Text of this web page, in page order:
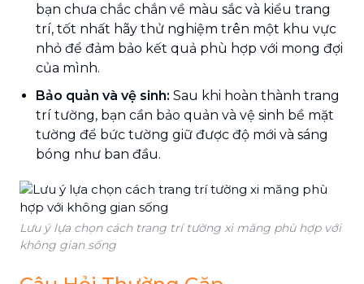
bạn chưa chắc chắn về màu sắc và kiểu trang
trí, tốt nhất hãy thử nghiệm trên một khu vực
nhỏ để đảm bảo kết quả phù hợp với mong đợi
của mình.
Bảo quản và vệ sinh: Sau khi hoàn thành trang
trí tường, bạn cần bảo quản và vệ sinh bề mặt
tường để bức tường giữ được độ mới và sáng
bóng như ban đầu.
Lưu ý lựa chọn cách trang trí tường xi măng phù hợp với
không gian sống